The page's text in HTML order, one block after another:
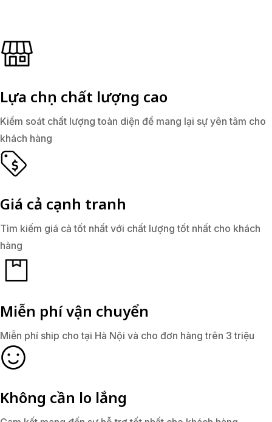
Lựa chọn chất lượng cao
Kiểm soát chất lượng toàn diện để mang lại sự yên tâm cho
khách hàng
Giá cả cạnh tranh
Tìm kiếm giá cả tốt nhất với chất lượng tốt nhất cho khách
hàng
Miễn phí vận chuyển
Miễn phí ship cho tại Hà Nội và cho đơn hàng trên 3 triệu
Không cần lo lắng